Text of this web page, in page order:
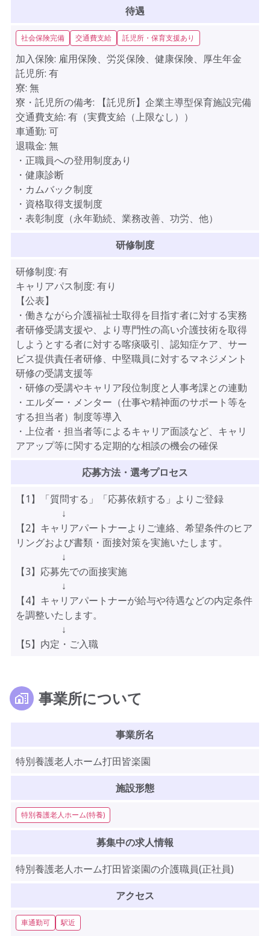
待遇
社会保険完備 交通費支給 託児所・保育支援あり
加入保険: 雇用保険、労災保険、健康保険、厚生年金
託児所: 有
寮: 無
寮・託児所の備考:
【託児所】企業主導型保育施設完備
交通費支給: 有（実費支給（上限なし））
車通勤: 可
退職金: 無
・正職員への登用制度あり
・健康診断
・カムバック制度
・資格取得支援制度
・表彰制度（永年勤続、業務改善、功労、他）
研修制度
研修制度: 有
キャリアパス制度: 有り
【公表】
・働きながら介護福祉士取得を目指す者に対する実務
者研修受講支援や、より専門性の高い介護技術を取得
しようとする者に対する喀痰吸引、認知症ケア、サー
ビス提供責任者研修、中堅職員に対するマネジメント
研修の受講支援等
・研修の受講やキャリア段位制度と人事考課との連動
・エルダー・メンター（仕事や精神面のサポート等を
する担当者）制度等導入
・上位者・担当者等によるキャリア面談など、キャリ
アアップ等に関する定期的な相談の機会の確保
応募方法・選考プロセス
【1】「質問する」「応募依頼する」よりご登録
↓
【2】キャリアパートナーよりご連絡、希望条件のヒア
リングおよび書類・面接対策を実施いたします。
↓
【3】応募先での面接実施
↓
【4】キャリアパートナーが給与や待遇などの内定条件
を調整いたします。
↓
【5】内定・ご入職
事業所について
事業所名
特別養護老人ホーム打田皆楽園
施設形態
特別養護老人ホーム(特養)
募集中の求人情報
特別養護老人ホーム打田皆楽園の介護職員(正社員)
アクセス
車通勤可 駅近